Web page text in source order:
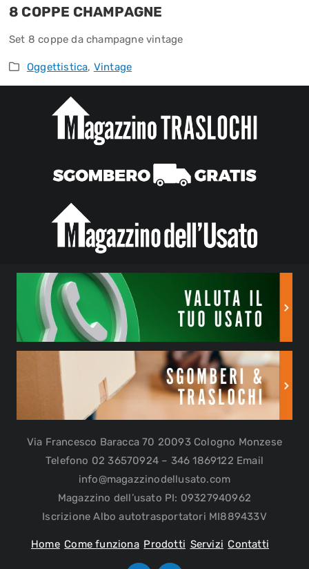
8 COPPE CHAMPAGNE
Set 8 coppe da champagne vintage
Oggettistica, Vintage
Via Francesco Baracca 70 20093 Cologno Monzese
Telefono 02 36570924 – 346 1869122 Email
info@magazzinodellusato.com
Magazzino dell’usato PI: 09327940962
Iscrizione Albo autotrasportatori MI889433V
Home Come funziona Prodotti Servizi Contatti